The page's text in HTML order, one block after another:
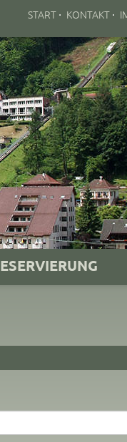
START · KONTAKT ·